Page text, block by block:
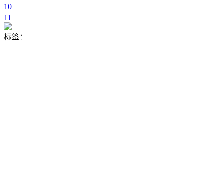
10
11
标签：